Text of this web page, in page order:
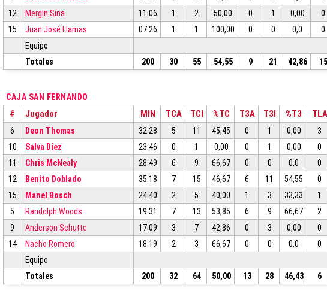
12
Mergin Sina 11:06 1 2 50,00 0 1 0,00 0
15
Juan José Llamas 07:26 1 1 100,00 0 0 0,0 0
Equipo
Totales
200 30 55 54,55 9 21 42,86 15
CAJA SAN FERNANDO
# Jugador MIN TCA TCI %TC T3A T3I %T3 TLA
6 Deon Thomas 32:28 5 11 45,45 0 1 0,00 3
10
Salva Díez 23:46 0 1 0,00 0 1 0,00 0
11
Chris McNealy 28:49 6 9 66,67 0 0 0,0 0
12
Benito Doblado 35:18 7 15 46,67 6 11 54,55 0
15
Manel Bosch 24:40 2 5 40,00 1 3 33,33 1
5
Randolph Woods 19:31 7 13 53,85 6 9 66,67 2
9
Anderson Schutte 17:09 3 7 42,86 0 3 0,00 0
14
Nacho Romero 18:19 2 3 66,67 0 0 0,0 0
Equipo
Totales
200 32 64 50,00 13 28 46,43 6